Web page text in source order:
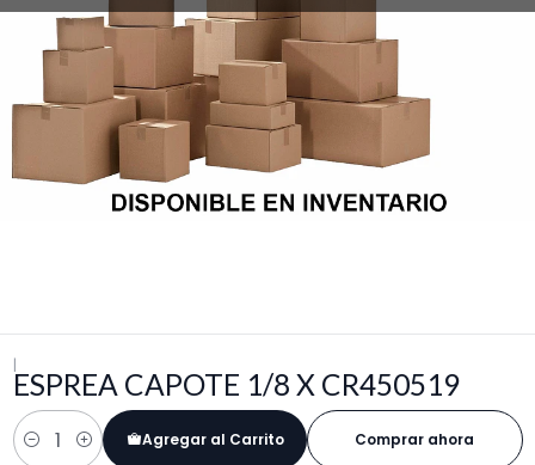
|
ESPREA CAPOTE 1/8 X CR450519
Cantidad
Agregar al Carrito Comprar ahora